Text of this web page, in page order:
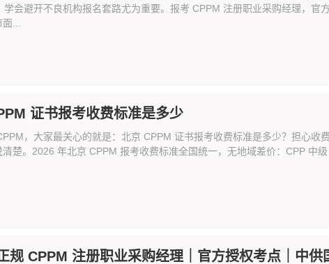
学会避开不良机构报名套路尤为重要。报考 CPPM 注册职业采购经理，官
...
证书报考收费标准是多少
，大家最关心的就是：北京 CPPM 证书报考收费标准是多少？担心收
楚。2026 年北京 CPPM 报考收费标准全国统一，无地域差价：CPP 中
规 CPPM 注册职业采购经理｜官方授权考点｜中供